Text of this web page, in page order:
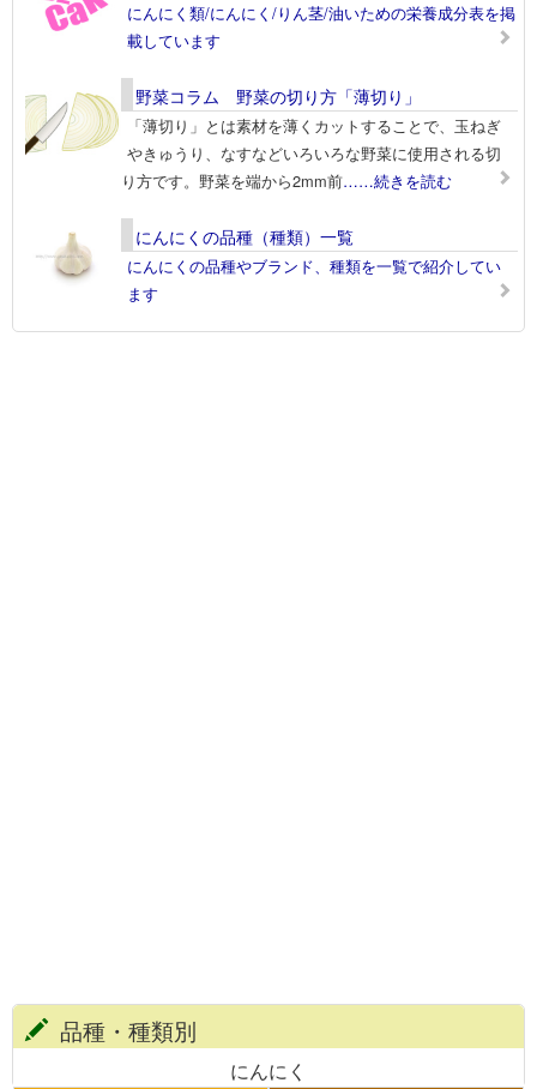
にんにく類/にんにく/りん茎/油いための栄養成分表を掲
載しています
野菜コラム 野菜の切り方「薄切り」
「薄切り」とは素材を薄くカットすることで、玉ねぎ
やきゅうり、なすなどいろいろな野菜に使用される切
り方です。野菜を端から2mm前……続きを読む
にんにくの品種（種類）一覧
にんにくの品種やブランド、種類を一覧で紹介してい
ます
品種・種類別
にんにく